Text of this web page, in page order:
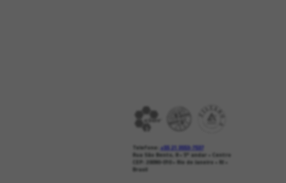
Telefone: +55 21 3553-7537
Rua São Bento, 8 • 5º andar • Centro
CEP: 20090-010 • Rio de Janeiro • RJ •
Brasil